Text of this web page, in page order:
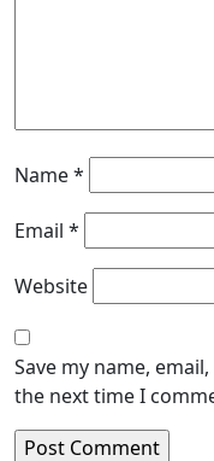
Name*
Email *
Website
Save my name,
the next time I